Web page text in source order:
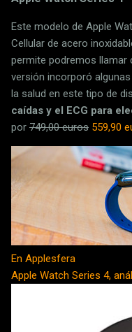
Este modelo de Apple
Cellular de acero
permite podremos llamar
versión incorporó
la salud en este tipo de
caídas y el ECG para
por 749,00 euros 559,90
En Applesfera
Apple Watch Series 4,